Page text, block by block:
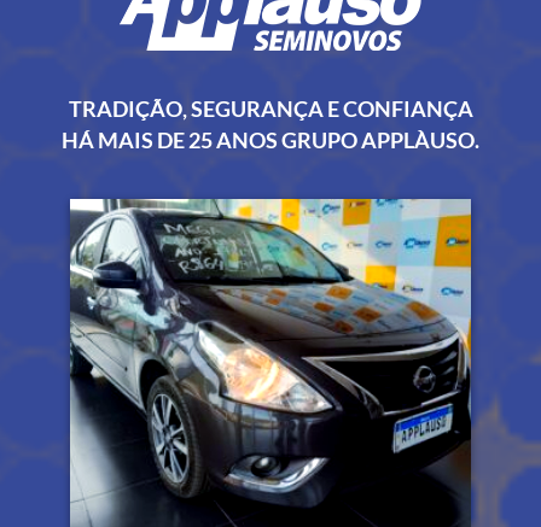
TRADIÇÃO, SEGURANÇA E CONFIANÇA
HÁ MAIS DE 25 ANOS GRUPO APPLÀUSO.